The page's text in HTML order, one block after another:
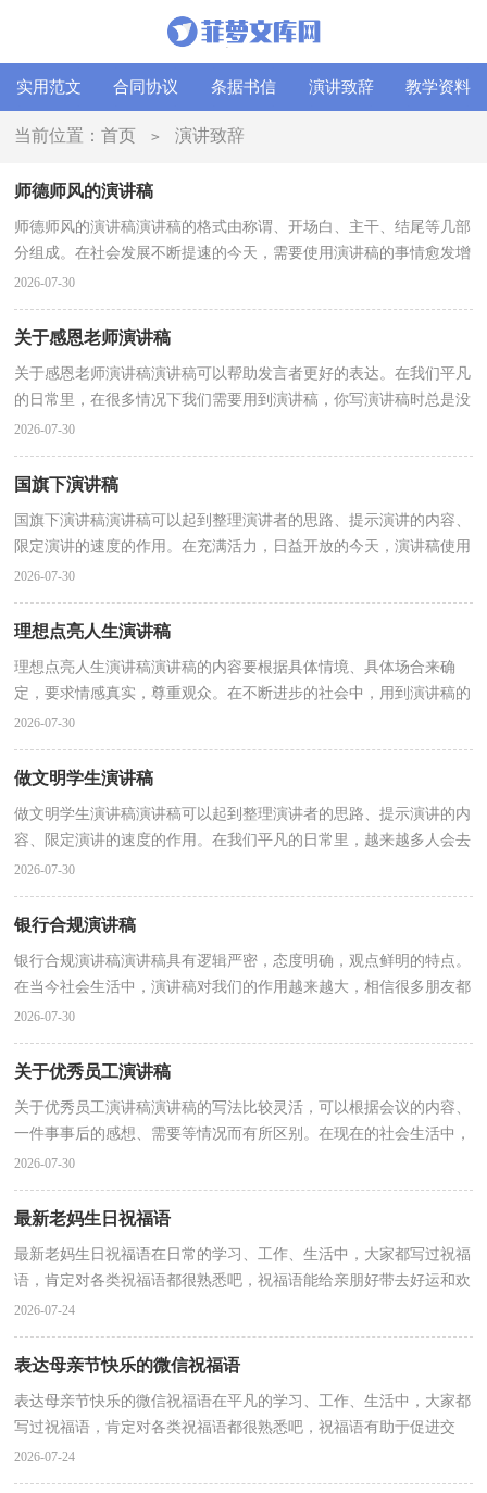
实用范文 合同协议 条据书信 演讲致辞 教学资料
当前位置：首页 > 演讲致辞
师德师风的演讲稿
师德师风的演讲稿演讲稿的格式由称谓、开场白、主干、结尾等几部
分组成。在社会发展不断提速的今天，需要使用演讲稿的事情愈发增
多，写起演讲稿来就毫无头绪？下面是小编帮大家整...
2026-07-30
关于感恩老师演讲稿
关于感恩老师演讲稿演讲稿可以帮助发言者更好的表达。在我们平凡
的日常里，在很多情况下我们需要用到演讲稿，你写演讲稿时总是没
有新意？以下是小编整理的关于感恩老师演讲稿，欢迎...
2026-07-30
国旗下演讲稿
国旗下演讲稿演讲稿可以起到整理演讲者的思路、提示演讲的内容、
限定演讲的速度的作用。在充满活力，日益开放的今天，演讲稿使用
的情况越来越多，来参考自己需要的演讲稿吧！以下是...
2026-07-30
理想点亮人生演讲稿
理想点亮人生演讲稿演讲稿的内容要根据具体情境、具体场合来确
定，要求情感真实，尊重观众。在不断进步的社会中，用到演讲稿的
地方越来越多，那么一般演讲稿是怎么写的呢？以下是小编...
2026-07-30
做文明学生演讲稿
做文明学生演讲稿演讲稿可以起到整理演讲者的思路、提示演讲的内
容、限定演讲的速度的作用。在我们平凡的日常里，越来越多人会去
使用演讲稿，怎么写演讲稿才能避免踩雷呢？下面是...
2026-07-30
银行合规演讲稿
银行合规演讲稿演讲稿具有逻辑严密，态度明确，观点鲜明的特点。
在当今社会生活中，演讲稿对我们的作用越来越大，相信很多朋友都
对写演讲稿感到非常苦恼吧，下面是小编整理的银行合规...
2026-07-30
关于优秀员工演讲稿
关于优秀员工演讲稿演讲稿的写法比较灵活，可以根据会议的内容、
一件事事后的感想、需要等情况而有所区别。在现在的社会生活中，
越来越多地方需要用到演讲稿，你所见过的演讲稿是...
2026-07-30
最新老妈生日祝福语
最新老妈生日祝福语在日常的学习、工作、生活中，大家都写过祝福
语，肯定对各类祝福语都很熟悉吧，祝福语能给亲朋好带去好运和欢
乐。那什么样的祝福语才算得上是好的祝福语呢？下面...
2026-07-24
表达母亲节快乐的微信祝福语
表达母亲节快乐的微信祝福语在平凡的学习、工作、生活中，大家都
写过祝福语，肯定对各类祝福语都很熟悉吧，祝福语有助于促进交
流，拉近人与人之间的关系。那么你所知道的祝福语都是...
2026-07-24